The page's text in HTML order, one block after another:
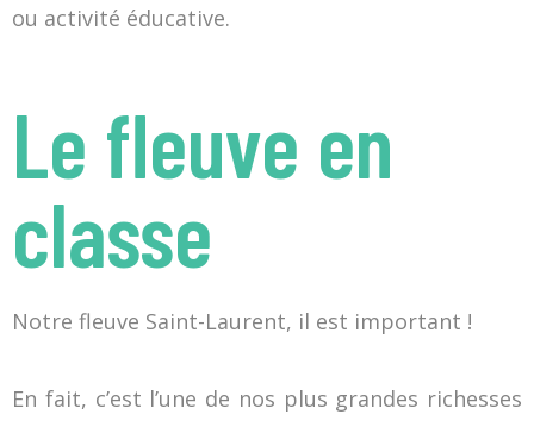
ou activité éducative.
Le fleuve en
classe
Notre fleuve Saint-Laurent, il est important !
En fait, c’est l’une de nos plus grandes richesses